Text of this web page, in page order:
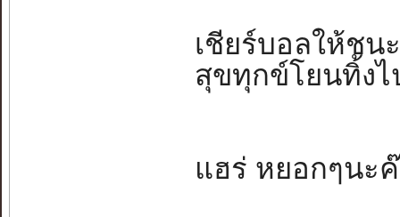
เชียร์บอลให้ชน
สุขทุกข์โยนทิ้งไ
แฮร่ หยอกๆนะ